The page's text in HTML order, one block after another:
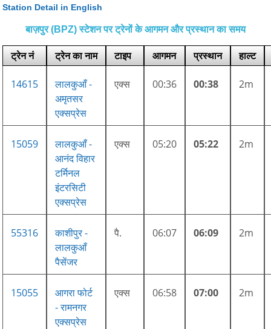
Station Detail in English
बाज़पुर (BPZ) स्टेशन पर ट्रेनों के आगमन और प्रस्थान का समय
ट्रेन नं ट्रेन का नाम टाइप आगमन प्रस्थान हाल्ट
14615
लालकुआँ -
अमृतसर
एक्सप्रेस
एक्स 00:36 00:38 2m
15059
लालकुआँ -
आनंद विहार
टर्मिनल
इंटरसिटी
एक्सप्रेस
एक्स 05:20 05:22 2m
55316
काशीपुर -
लालकुआँ
पैसेंजर
पै. 06:07 06:09 2m
15055
आगरा फोर्ट
- रामनगर
एक्सप्रेस
एक्स 06:58 07:00 2m